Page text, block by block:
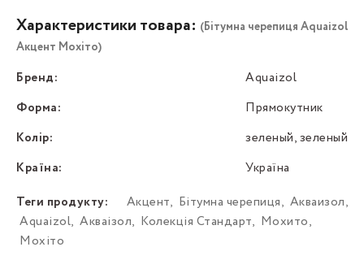
Характеристики товара: (Бітумна черепиця Aquaizol
Акцент Мохіто)
Бренд:
Aquaizol
Форма:
Прямокутник
Колір:
зеленый, зеленый
Країна:
Україна
Теги продукту:
Акцент, Бітумна черепиця, Акваизол,
Aquaizol, Акваізол, Колекція Стандарт, Мохито,
Мохіто